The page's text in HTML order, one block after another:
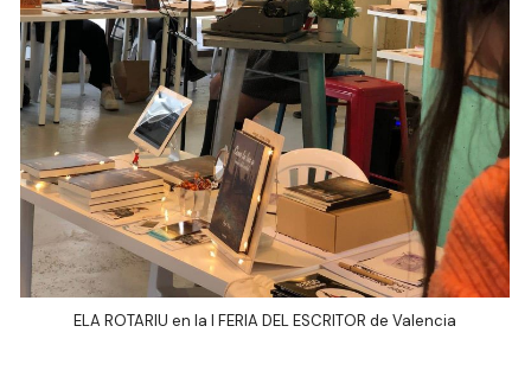
ELA ROTARIU en la I FERIA DEL ESCRITOR de Valencia